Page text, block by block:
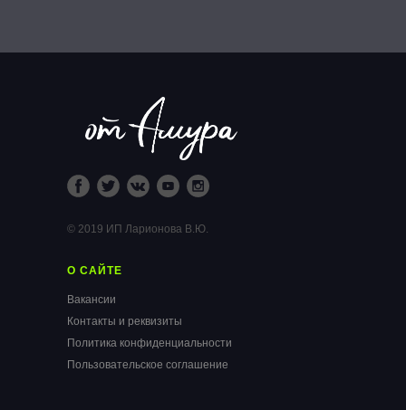
О САЙТЕ
Вакансии
Контакты и реквизиты
Политика конфиденциальности
Пользовательское соглашение
© 2019 ИП Ларионова В.Ю.